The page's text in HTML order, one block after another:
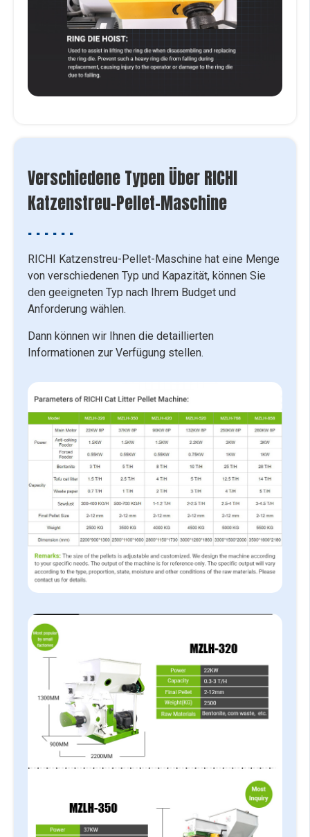
Verschiedene Typen Über RICHI
Katzenstreu-Pellet-Maschine
RICHI Katzenstreu-Pellet-Maschine hat eine Menge
von verschiedenen Typ und Kapazität, können Sie
den geeigneten Typ nach Ihrem Budget und
Anforderung wählen.
Dann können wir Ihnen die detaillierten
Informationen zur Verfügung stellen.